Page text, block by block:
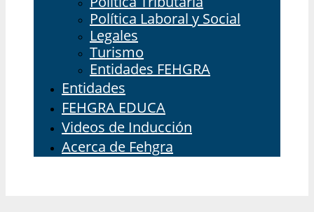
Política Laboral y Social
Legales
Turismo
Entidades FEHGRA
Entidades
FEHGRA EDUCA
Videos de Inducción
Acerca de Fehgra